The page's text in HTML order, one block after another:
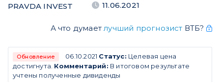
PRAVDA INVEST 11.06.2021
А что думаетлучший прогнозист ВТБ?
Обновление 06.10.2021 Статус: Целевая цена
достигнута. Комментарий: В итоговом результате
учтены полученные дивиденды